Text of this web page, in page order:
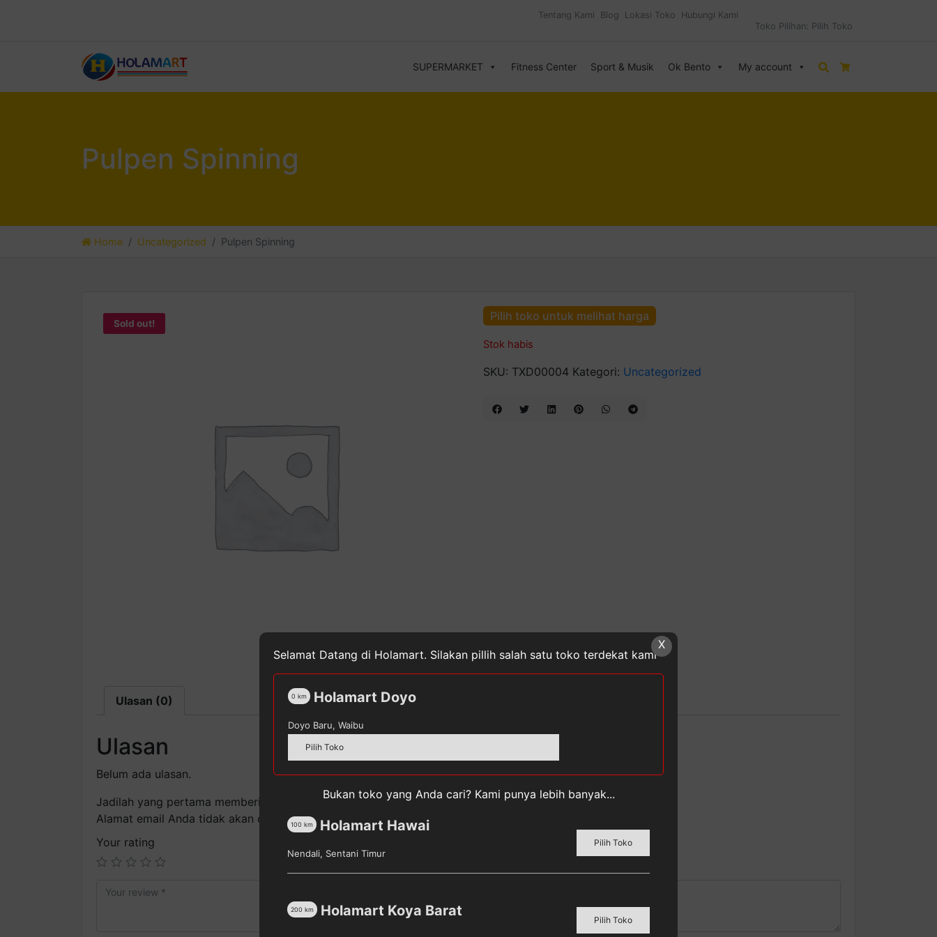
Tentang Kami Blog Lokasi Toko
Hubungi Kami
Toko Pilihan: Pilih Toko
SUPERMARKET Fitness Center Sport & Musik Ok Bento My account Search
Pulpen Spinning
Home Uncategorized Pulpen Spinning
Sold out!
Pilih toko untuk melihat harga
Stok habis
SKU: TXD00004 Kategori: Uncategorized
Ulasan (0)
Ulasan
Belum ada ulasan.
Jadilah yang pertama memberikan ulasan “Pulpen Spinning”
Alamat email Anda tidak akan dipublikasikan.
Ruas yang wajib ditandai
Your rating
X
Selamat Datang di Holamart. Silakan pillih salah satu toko terdekat kami
Holamart Doyo
0 km
Doyo Baru, Waibu
Pilih Toko
Bukan toko yang Anda cari? Kami punya lebih banyak...
Holamart Hawai
100 km
Nendali, Sentani Timur
Pilih Toko
Holamart Koya Barat
200 km
Pilih Toko